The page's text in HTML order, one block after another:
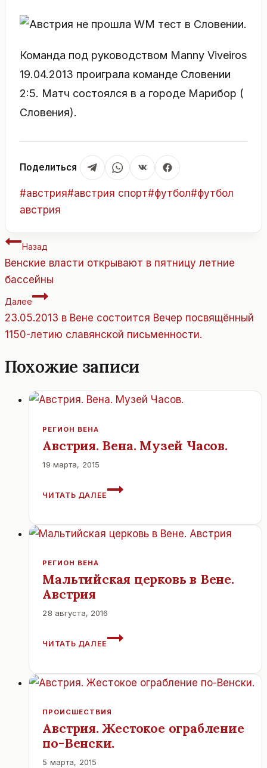
Команда под руководством Manny Viveiros
19.04.2013 проиграла команде Словении
2:5. Матч состоялся в а городе Марибор (
Словения).
Поделиться
Метки
записи:
#австрия#австрия спорт#футбол#футбол
австрия
Навигация
по
записям
Назад
Венские власти открывают в пятницу летние
бассейны
Далее
23.05.2013 в Вене состоится Вечер посвящённый
1150-летию славянской письменности.
Похожие записи
РЕГИОН ВЕНА
Австрия. Вена. Музей Часов.
19 марта, 2015
ЧИТАТЬ ДАЛЕЕ
АВСТРИЯ.
ЧАСОВ.
РЕГИОН ВЕНА
Мальтийская церковь в Вене.
Австрия
28 августа, 2016
ЧИТАТЬ ДАЛЕЕ
МАЛЬТИЙСКАЯ
ВЕНЕ.
АВСТРИЯ
ПРОИСШЕСТВИЯ
Австрия. Жестокое ограбление
по-Венски.
5 марта, 2015